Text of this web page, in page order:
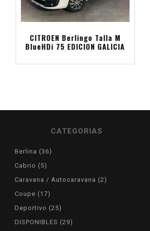
CITROEN Berlingo Talla M
BlueHDi 75 EDICION GALICIA
CATEGORIAS
Berlina 3636
Cabrio 55
Caravana / Autocaravana 2 2
Coupe 1717
Deportivo 2525
DISPONIBLES 2929